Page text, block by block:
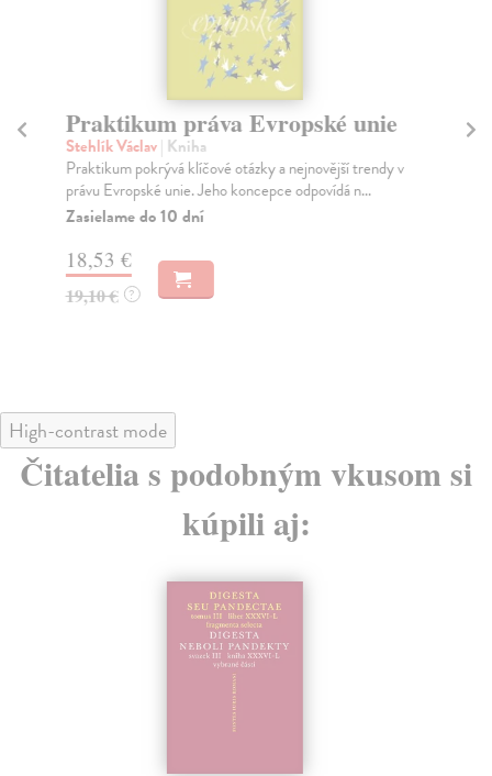
Praktikum práva Evropské unie
Stehlík Václav| Kniha
Praktikum pokrývá klíčové otázky a nejnovější trendy v
právu Evropské unie. Jeho koncepce odpovídá n...
Zasielame do 10 dní
18,53 €
19,10 € ?
High-contrast mode
Čitatelia s podobným vkusom si
kúpili aj: